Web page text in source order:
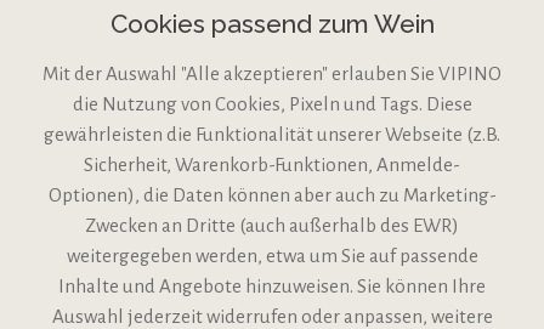
VIPINO Service
Informationen
Support
Cookies passend zum Wein
Mit der Auswahl "Alle akzeptieren" erlauben Sie VIPINO
die Nutzung von Cookies, Pixeln und Tags. Diese
gewährleisten die Funktionalität unserer Webseite (z.B.
Sicherheit, Warenkorb-Funktionen, Anmelde-
Optionen), die Daten können aber auch zu Marketing-
Zwecken an Dritte (auch außerhalb des EWR)
weitergegeben werden, etwa um Sie auf passende
Inhalte und Angebote hinzuweisen. Sie können Ihre
Auswahl jederzeit widerrufen oder anpassen, weitere